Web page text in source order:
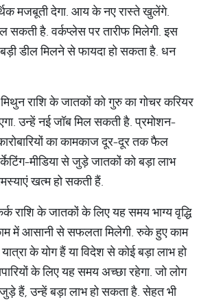
मजबूती देगा. आय के नए रास्‍ते खुलेंगे.
सकती है. वर्कप्‍लेस पर तारीफ मिलेगी. इस
बड़ी डील मिलने से फायदा हो सकता है. धन
मिथुन राशि के जातकों को गुरु का गोचर करियर
उन्‍हें नई जॉब मिल सकती है. प्रमोशन-
का कामकाज दूर-दूर तक फैल
मीडिया से जुड़े जातकों को बड़ा लाभ
खत्‍म हो सकती हैं.
राशि के जातकों के लिए यह समय भाग्‍य वृद्धि
में आसानी से सफलता मिलेगी. रुके हुए काम
के योग हैं या विदेश से कोई बड़ा लाभ हो
के लिए यह समय अच्‍छा रहेगा. जो लोग
हैं, उन्‍हें बड़ा लाभ हो सकता है. सेहत भी